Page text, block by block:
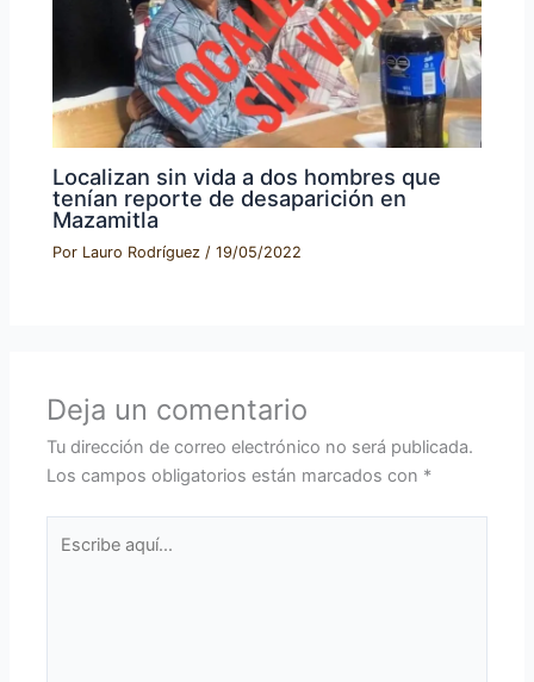
Localizan sin vida a dos hombres que
tenían reporte de desaparición en
Mazamitla
Por Lauro Rodríguez /19/05/2022
Deja un comentario
Tu dirección de correo electrónico no será publicada.
Los campos obligatorios están marcados con *
aquí...